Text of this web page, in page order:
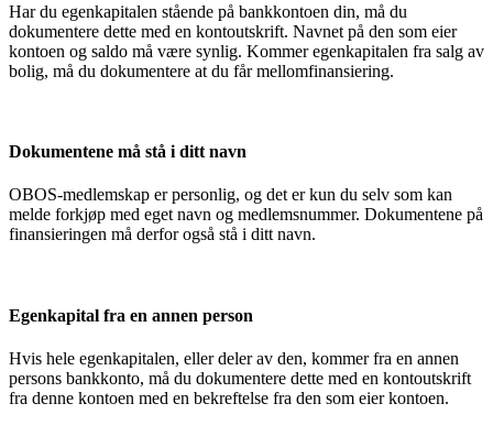
Har du egenkapitalen stående på bankkontoen din, må du
dokumentere dette med en kontoutskrift. Navnet på den som eier
kontoen og saldo må være synlig. Kommer egenkapitalen fra salg av
bolig, må du dokumentere at du får mellomfinansiering.
Dokumentene må stå i ditt navn
OBOS-medlemskap er personlig, og det er kun du selv som kan
melde forkjøp med eget navn og medlemsnummer. Dokumentene på
finansieringen må derfor også stå i ditt navn.
Egenkapital fra en annen person
Hvis hele egenkapitalen, eller deler av den, kommer fra en annen
persons bankkonto, må du dokumentere dette med en kontoutskrift
fra denne kontoen med en bekreftelse fra den som eier kontoen.